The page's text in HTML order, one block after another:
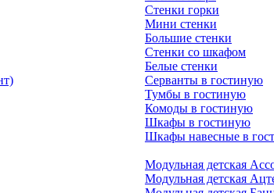
Стенки горки
Мини стенки
Большие стенки
Стенки со шкафом
Белые стенки
Серванты в гостиную
Тумбы в гостиную
Комоды в гостиную
Шкафы в гостиную
Шкафы навесные в
Модульная детская
Модульная детская